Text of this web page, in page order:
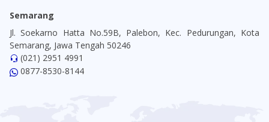
Semarang
Jl. Soekarno Hatta No.59B, Palebon, Kec. Pedurungan, Kota
Semarang, Jawa Tengah 50246
(021) 2951 4991
0877-8530-8144